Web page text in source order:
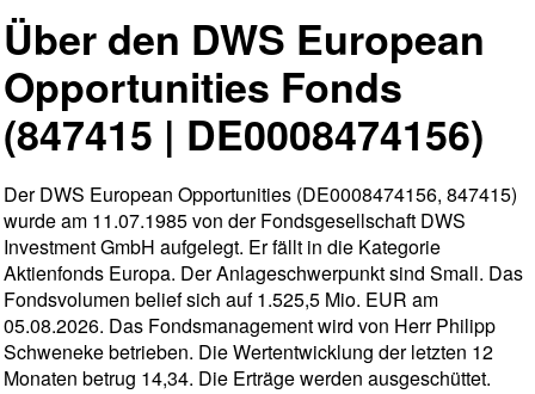
Über den DWS European
Opportunities Fonds
(847415 | DE0008474156)
Der DWS European Opportunities (DE0008474156, 847415)
wurde am 11.07.1985 von der Fondsgesellschaft DWS
Investment GmbH aufgelegt. Er fällt in die Kategorie
Aktienfonds Europa. Der Anlageschwerpunkt sind Small. Das
Fondsvolumen belief sich auf 1.525,5 Mio. EUR am
05.08.2026. Das Fondsmanagement wird von Herr Philipp
Schweneke betrieben. Die Wertentwicklung der letzten 12
Monaten betrug 14,34. Die Erträge werden ausgeschüttet.